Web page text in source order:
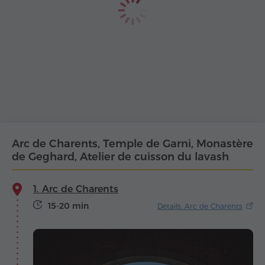
Arc de Charents, Temple de Garni, Monastère
de Geghard, Atelier de cuisson du lavash
1. Arc de Charents
15-20 min Détails: Arc de Charents